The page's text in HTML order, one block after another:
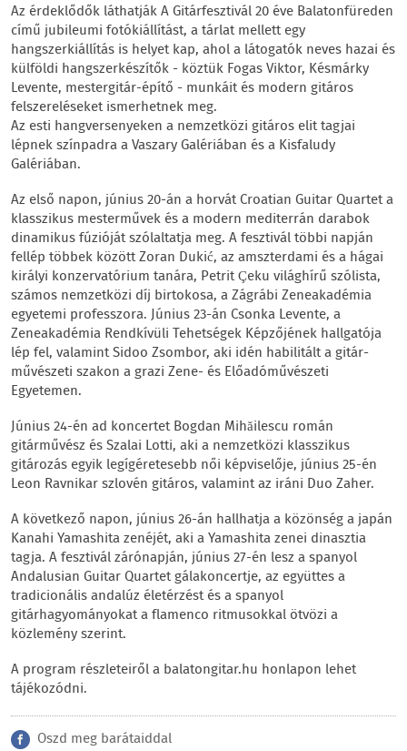
Az érdeklődők láthatják A Gitárfesztivál 20 éve Balatonfüreden
című jubileumi fotókiállítást, a tárlat mellett egy
hangszerkiállítás is helyet kap, ahol a látogatók neves hazai és
külföldi hangszerkészítők - köztük Fogas Viktor, Késmárky
Levente, mestergitár-építő - munkáit és modern gitáros
felszereléseket ismerhetnek meg.
Az esti hangversenyeken a nemzetközi gitáros elit tagjai
lépnek színpadra a Vaszary Galériában és a Kisfaludy
Galériában.
Az első napon, június 20-án a horvát Croatian Guitar Quartet a
klasszikus mesterművek és a modern mediterrán darabok
dinamikus fúzióját szólaltatja meg. A fesztivál többi napján
fellép többek között Zoran Dukić, az amszterdami és a hágai
királyi konzervatórium tanára, Petrit Çeku világhírű szólista,
számos nemzetközi díj birtokosa, a Zágrábi Zeneakadémia
egyetemi professzora. Június 23-án Csonka Levente, a
Zeneakadémia Rendkívüli Tehetségek Képzőjének hallgatója
lép fel, valamint Sidoo Zsombor, aki idén habilitált a gitár-
művészeti szakon a grazi Zene- és Előadóművészeti
Egyetemen.
Június 24-én ad koncertet Bogdan Mihăilescu román
gitárművész és Szalai Lotti, aki a nemzetközi klasszikus
gitározás egyik legígéretesebb női képviselője, június 25-én
Leon Ravnikar szlovén gitáros, valamint az iráni Duo Zaher.
A következő napon, június 26-án hallhatja a közönség a japán
Kanahi Yamashita zenéjét, aki a Yamashita zenei dinasztia
tagja. A fesztivál zárónapján, június 27-én lesz a spanyol
Andalusian Guitar Quartet gálakoncertje, az együttes a
tradicionális andalúz életérzést és a spanyol
gitárhagyományokat a flamenco ritmusokkal ötvözi a
közlemény szerint.
A program részleteiről a balatongitar.hu honlapon lehet
tájékozódni.
Oszd meg barátaiddal